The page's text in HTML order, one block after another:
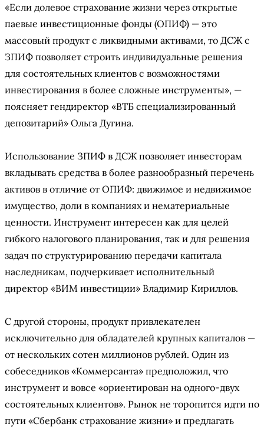
«Если долевое страхование жизни через открытые
паевые инвестиционные фонды (ОПИФ) — это
массовый продукт с ликвидными активами, то ДСЖ с
ЗПИФ позволяет строить индивидуальные решения
для состоятельных клиентов с возможностями
инвестирования в более сложные инструменты», —
поясняет гендиректор «ВТБ специализированный
депозитарий» Ольга Дугина.
Использование ЗПИФ в ДСЖ позволяет инвесторам
вкладывать средства в более разнообразный перечень
активов в отличие от ОПИФ: движимое и недвижимое
имущество, доли в компаниях и нематериальные
ценности. Инструмент интересен как для целей
гибкого налогового планирования, так и для решения
задач по структурированию передачи капитала
наследникам, подчеркивает исполнительный
директор «ВИМ инвестиции» Владимир Кириллов.
С другой стороны, продукт привлекателен
исключительно для обладателей крупных капиталов —
от нескольких сотен миллионов рублей. Один из
собеседников «Коммерсанта» предположил, что
инструмент и вовсе «ориентирован на одного-двух
состоятельных клиентов». Рынок не торопится идти по
пути «Сбербанк страхование жизни» и предлагать